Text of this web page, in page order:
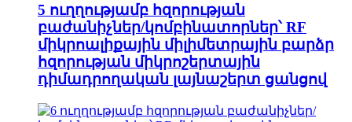
5 ուղղությամբ հզորության
բաժանիչներ/կոմբինատորներ՝ RF
միկրոալիքային միլիմետրային բարձր
հզորության միկրոշերտային
դիմադրողական լայնաշերտ ցանցով